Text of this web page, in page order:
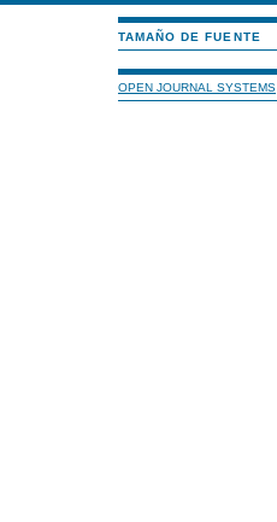
TAMAÑO DE FUENTE
OPEN JOURNAL SYSTEMS